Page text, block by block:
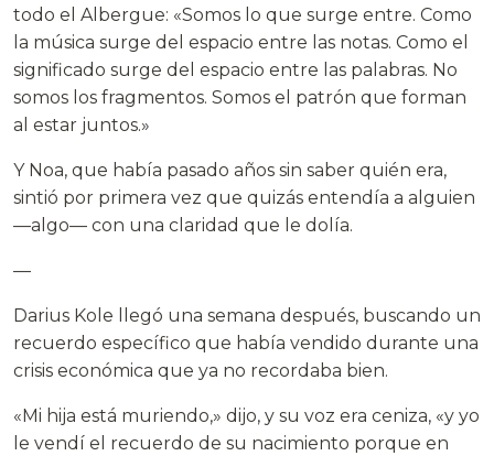
todo el Albergue: «Somos lo que surge entre. Como
la música surge del espacio entre las notas. Como el
significado surge del espacio entre las palabras. No
somos los fragmentos. Somos el patrón que forman
al estar juntos.»
Y Noa, que había pasado años sin saber quién era,
sintió por primera vez que quizás entendía a alguien
—algo— con una claridad que le dolía.
—
Darius Kole llegó una semana después, buscando un
recuerdo específico que había vendido durante una
crisis económica que ya no recordaba bien.
«Mi hija está muriendo,» dijo, y su voz era ceniza, «y yo
le vendí el recuerdo de su nacimiento porque en